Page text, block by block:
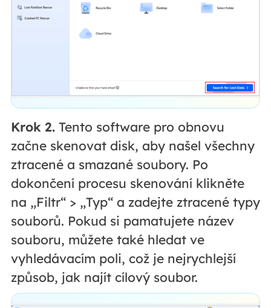
Krok 2.Tento software pro obnovu
začne skenovat disk, aby našel všechny
ztracené a smazané soubory. Po
dokončení procesu skenování klikněte
na „Filtr“ > „Typ“ a zadejte ztracené typy
souborů. Pokud si pamatujete název
souboru, můžete také hledat ve
vyhledávacím poli, což je nejrychlejší
způsob, jak najít cílový soubor.